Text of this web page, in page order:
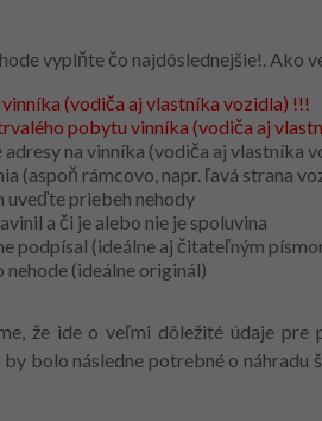
vyplňte čo najdôslednejšie!.
(vodiča aj vlastníka vozidla) !!!
pobytu vinníka (vodiča aj
na vinníka (vodiča aj vlastníka
(aspoň rámcovo, napr. ľavá strana
uveďte priebeh nehody
a či je alebo nie je spoluvina
podpísal (ideálne aj čitateľným
(ideálne originál)
že ide o veľmi dôležité údaje
bolo následne potrebné o náhradu